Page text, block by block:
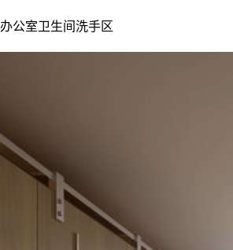
办公室卫生间洗手区